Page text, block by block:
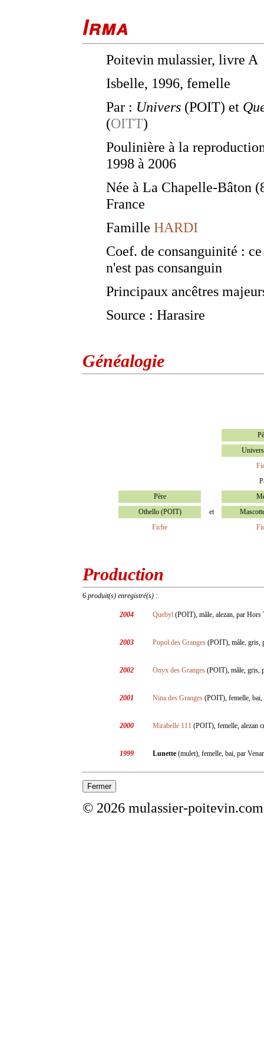
Irma
Poitevin mulassier, livre A
Isbelle, 1996, femelle
Par : Univers (POIT) et
(OITT)
Poulinière à la
1998 à 2006
Née à La Chapelle-Bâton
France
Famille HARDI
Coef. de consanguinité :
n'est pas consanguin
Principaux ancêtres
Source : Harasire
Généalogie
Père
Othello (POIT)
et
Fiche
Production
6 produit(s) enregistré(s) :
2004 Quebyl (POIT), mâle, alezan, par Hors
2003 Popol des Granges (POIT), mâle, gris,
2002 Onyx des Granges (POIT), mâle, gris,
2001 Nina des Granges (POIT), femelle, bai,
2000 Mirabelle 111 (POIT), femelle, alezan
1999 Lunette (mulet), femelle, bai, par
© 2026 mulassier-